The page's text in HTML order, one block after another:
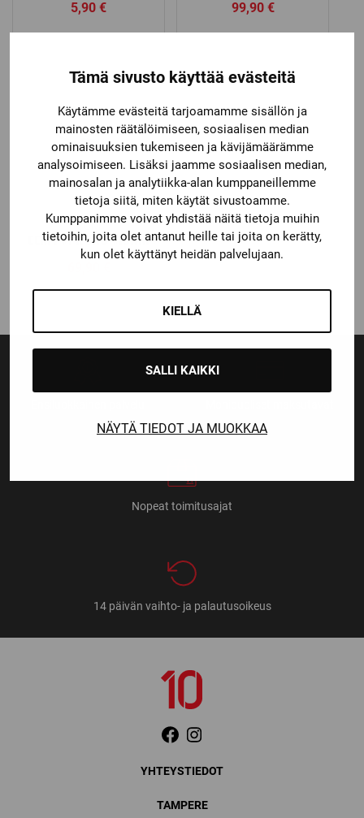
Tämä sivusto käyttää evästeitä
Käytämme evästeitä tarjoamamme sisällön ja
mainosten räätälöimiseen, sosiaalisen median
ominaisuuksien tukemiseen ja kävijämäärämme
analysoimiseen. Lisäksi jaamme sosiaalisen median,
mainosalan ja analytiikka-alan kumppaneillemme
tietoja siitä, miten käytät sivustoamme.
Kumppanimme voivat yhdistää näitä tietoja muihin
tietoihin, joita olet antanut heille tai joita on kerätty,
kun olet käyttänyt heidän palvelujaan.
KIELLÄ
SALLI KAIKKI
NÄYTÄ TIEDOT JA MUOKKAA
5,90€ 99,90 €
CCM
CCM FV1 KOKO VISIIRI
Nopeat toimitusajat
14 päivän vaihto- ja palautusoikeus
YHTEYSTIEDOT
TAMPERE